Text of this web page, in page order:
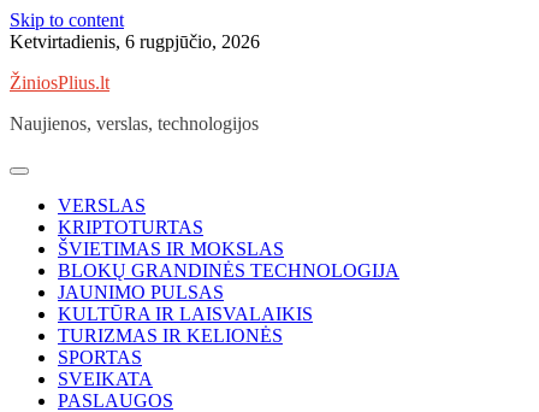
Skip to content
Ketvirtadienis, 6 rugpjūčio, 2026
ŽiniosPlius.lt
Naujienos, verslas, technologijos
VERSLAS
KRIPTOTURTAS
ŠVIETIMAS IR MOKSLAS
BLOKŲ GRANDINĖS TECHNOLOGIJA
JAUNIMO PULSAS
KULTŪRA IR LAISVALAIKIS
TURIZMAS IR KELIONĖS
SPORTAS
SVEIKATA
PASLAUGOS